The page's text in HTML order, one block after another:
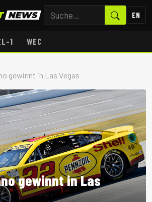
EN
1 WEC
gewinnt in Las Vegas
gewinnt in Las